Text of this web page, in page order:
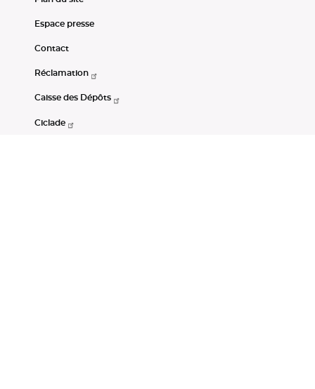
Espace presse
Contact
Réclamation
Caisse des Dépôts
Ciclade